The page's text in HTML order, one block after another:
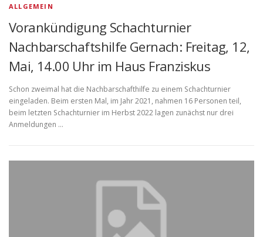
e
s
ALLGEMEIN
Vorankündigung Schachturnier
Nachbarschaftshilfe Gernach: Freitag, 12,
Mai, 14.00 Uhr im Haus Franziskus
Schon zweimal hat die Nachbarschafthilfe zu einem Schachturnier
eingeladen. Beim ersten Mal, im Jahr 2021, nahmen 16 Personen teil,
beim letzten Schachturnier im Herbst 2022 lagen zunächst nur drei
Anmeldungen …